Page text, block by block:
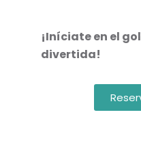
¡Iníciate en el
divertida!